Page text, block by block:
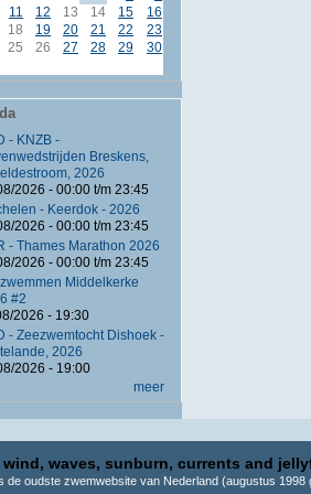
11 12 13 14 15
16
18 19 20 21 22
23
25 26 27 28 29
30
- KNZB -
Breskens,
2026
2026 - 00:00t/m 23:45
- Keerdok - 2026
2026 - 00:00t/m 23:45
- Thames Marathon 2026
2026 - 00:00t/m 23:45
Middelkerke
#2
2026 - 19:30
- Zeezwemtocht Dishoek -
2026
2026 - 19:00
meer
wind, waves, sunburn, currents and
de oudste zwemwebsite van Nederland (augustus 1998